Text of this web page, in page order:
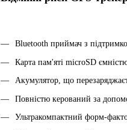
Bluetooth приймач з
Карта пам'яті microSD
Акумулятор, що
Повністю керований за
Ультракомпактний форм-